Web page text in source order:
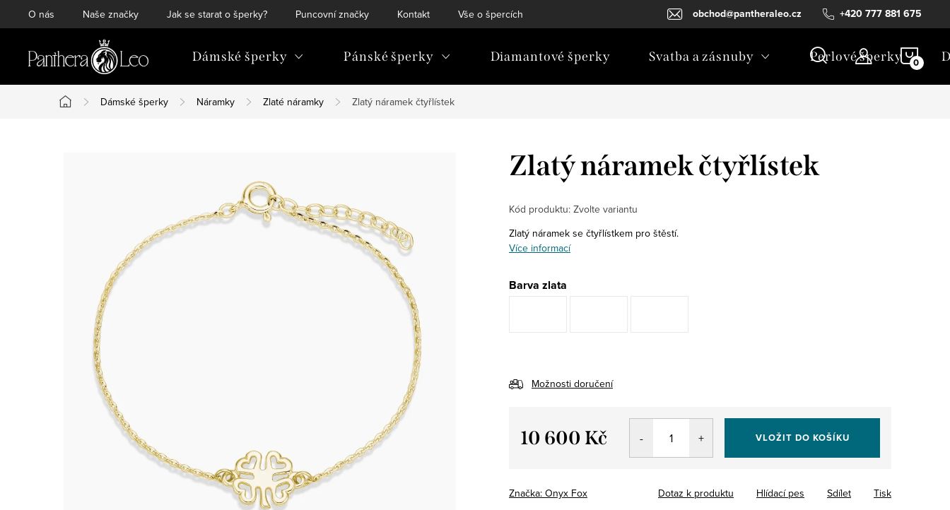
na
+420 777 881 675
obchod@pantheraleo.cz
O nás Naše značky Jak se starat o šperky? Puncovní značky Kontakt Vše o špercích
Dámské šperky Pánské šperky Diamantové šperky Svatba a zásnuby Perlové šperky
Domů
Dámské šperky Náramky Zlaté náramky Zlatý náramek čtyřlístek
Zlatý náramek čtyřlístek
Kód produktu: Zvolte variantu
Zlatý náramek se čtyřlístkem pro štěstí.
Více informací
Barva zlata
Možnosti doručení
10 600 Kč VLOŽIT DO KOŠÍKU
Značka: Onyx Fox Tisk
Dotaz k produktu Hlídací pes Sdílet